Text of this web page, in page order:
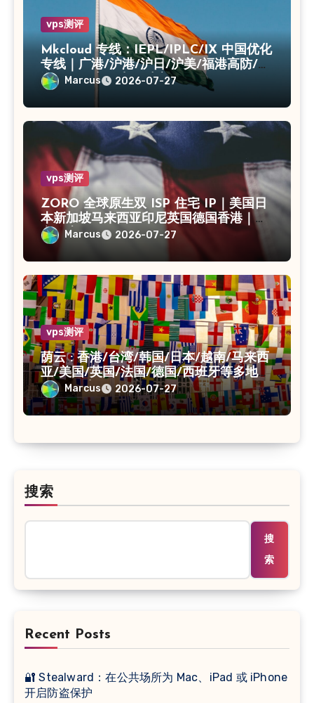
vps测评
Mkcloud 专线：IEPL/IPLC/IX 中国优化
专线｜广港/沪港/沪日/沪美/福港高防/上
海CN2｜入口出口独享IP
Marcus 2026-07-27
vps测评
ZORO 全球原生双 ISP 住宅 IP｜美国日
本新加坡马来西亚印尼英国德国香港｜独
享静态 IPv4
Marcus 2026-07-27
vps测评
荫云 : 香港/台湾/韩国/日本/越南/马来西
亚/美国/英国/法国/德国/西班牙等多地
VPS/原生IP /住宅IP/双ISP
Marcus 2026-07-27
搜索
搜
索
Recent Posts
🔐 Stealward：在公共场所为 Mac、iPad 或 iPhone
开启防盗保护